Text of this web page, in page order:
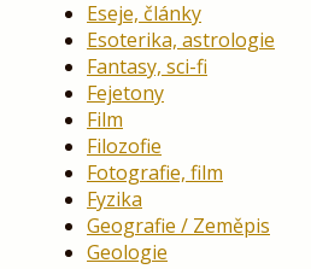
Eseje, články
Esoterika, astrologie
Fantasy, sci-fi
Fejetony
Film
Filozofie
Fotografie, film
Fyzika
Geografie / Zeměpis
Geologie